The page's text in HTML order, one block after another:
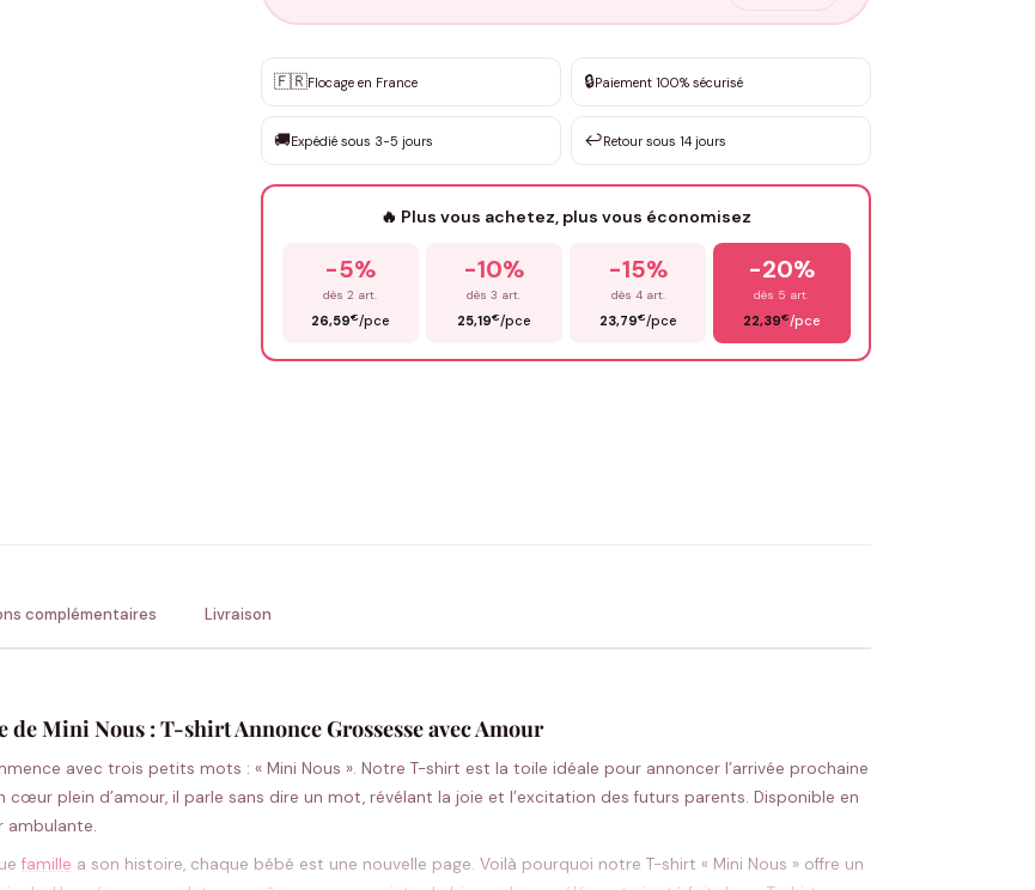
✨ Personnalisation sur mesure
DEVIS GRATUIT · Personnalisation de 3 à 10€ selon la demande
Que souhaitez-vous ?
🇫🇷Flocage en France 🔒Paiement 100% sécurisé
🚚Expédié sous 3-5 jours ↩️Retour sous 14 jours
🔥 Plus vous achetez, plus vous économisez
-5%
dès 2 art.
26,59€/pce
-10%
dès 3 art.
25,19€/pce
-15%
dès 4 art.
23,79€/pce
-20%
dès 5 art.
22,39€/pce
complémentaires Livraison
de Mini Nous : T-shirt Annonce Grossesse avec Amour
avec trois petits mots : « Mini Nous ». Notre T-shirt est la toile idéale pour annoncer l’arrivée prochaine
plein d’amour, il parle sans dire un mot, révélant la joie et l’excitation des futurs parents. Disponible en
ambulante.
famille a son histoire, chaque bébé est une nouvelle page. Voilà pourquoi notre T-shirt « Mini Nous » offre un